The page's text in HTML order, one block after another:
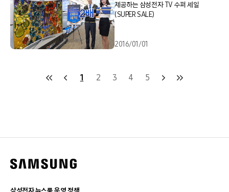
제공하는 삼성전자 TV 수퍼 세일
(SUPER SALE)
2016/01/01
1 2 3 4 5